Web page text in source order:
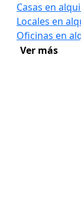
Casas en
Locales en
Oficinas en
Ver más